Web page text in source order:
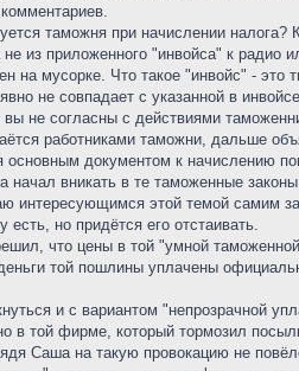
таможня при начислении
не из приложенного "инвойса" к радио
на мусорке. Что такое "инвойс" - это
не совпадает с указанной в
не согласны с действиями
работниками таможни, дальше
основным документом к начислению
начал вникать в те таможенные
интересующимся этой темой самим
есть, но придётся его отстаивать.
что цены в той "умной
той пошлины уплачены
и с вариантом "непрозрачной
в той фирме, который тормозил
Саша на такую провокацию не